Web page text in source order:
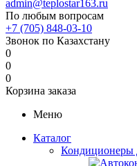
admin@teplostar163.ru
По любым вопросам
+7 (705) 848-03-10
Звонок по Казахстану
0
0
0
Корзина заказа
Меню
Каталог
Кондиционеры